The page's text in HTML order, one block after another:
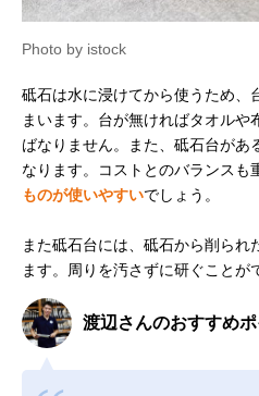
Photo by istock
砥石は水に浸けてから使うため、
まいます。台が無ければタオル
ばなりません。また、砥石台があ
なります。コストとのバランスも
ものが使いやすいでしょう。
また砥石台には、砥石から削られ
ます。周りを汚さずに研ぐことが
渡辺さんのおすすめポ